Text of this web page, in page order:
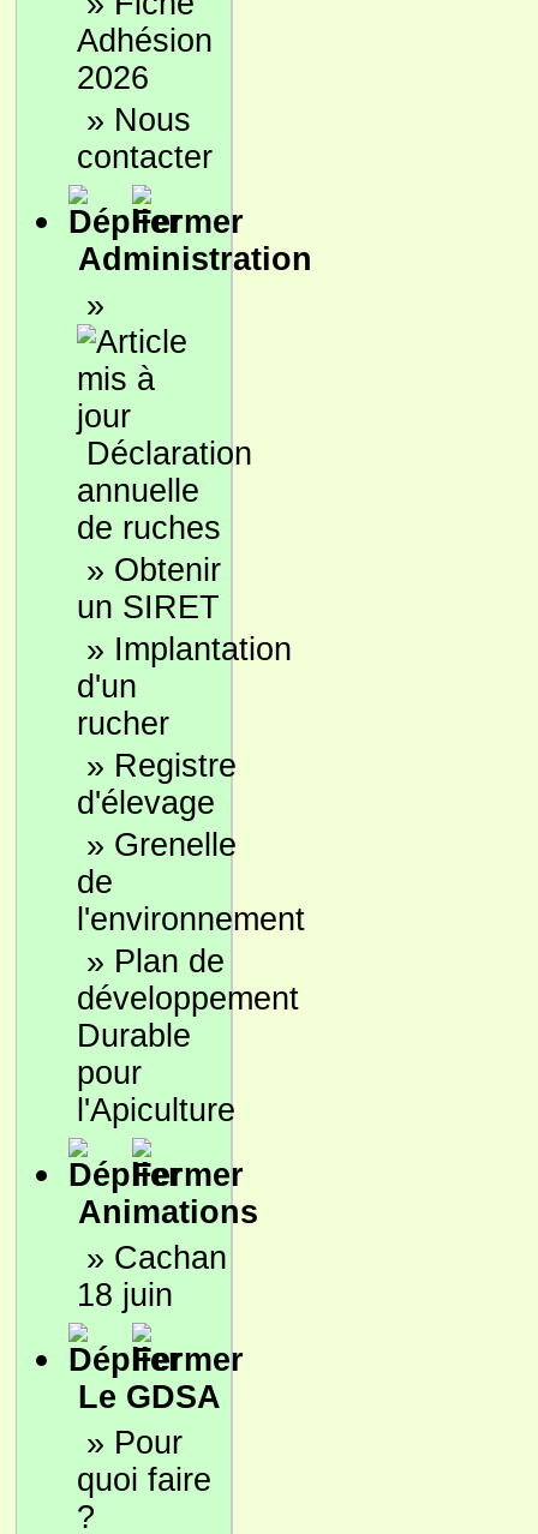
Adhésion
2026
» Nous
contacter
Administration
»
Déclaration
annuelle
de ruches
» Obtenir
un SIRET
» Implantation
d'un
rucher
» Registre
d'élevage
» Grenelle
de
l'environnement
» Plan de
développement
Durable
pour
l'Apiculture
Animations
» Cachan
18 juin
Le GDSA
» Pour
quoi faire
?